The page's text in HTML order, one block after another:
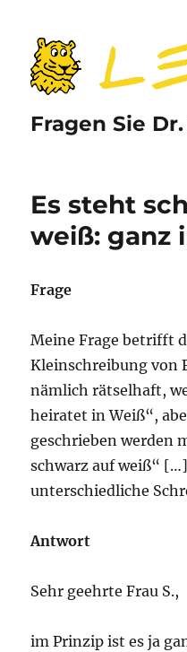
Fragen Sie
Es steht
weiß: ganz
Frage
Meine Frage betrifft
Kleinschreibung von
nämlich rätselhaft,
heiratet in Weiß“,
geschrieben werden
schwarz auf weiß“
unterschiedliche
Antwort
Sehr geehrte Frau S.,
im Prinzip ist es ja